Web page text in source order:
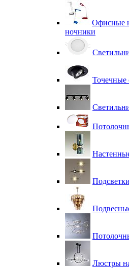
Офисные
ночники
Точечные
Подсветки
Люстры